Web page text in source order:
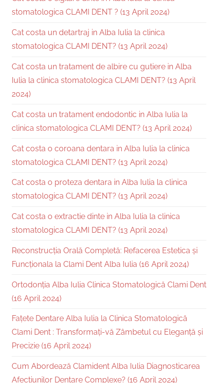
stomatologica CLAMI DENT ? (13 April 2024)
Cat costa un detartraj in Alba Iulia la clinica
stomatologica CLAMI DENT? (13 April 2024)
Cat costa un tratament de albire cu gutiere in Alba
Iulia la clinica stomatologica CLAMI DENT? (13 April
2024)
Cat costa un tratament endodontic in Alba Iulia la
clinica stomatologica CLAMI DENT? (13 April 2024)
Cat costa o coroana dentara in Alba Iulia la clinica
stomatologica CLAMI DENT? (13 April 2024)
Cat costa o proteza dentara in Alba Iulia la clinica
stomatologica CLAMI DENT? (13 April 2024)
Cat costa o extractie dinte in Alba Iulia la clinica
stomatologica CLAMI DENT? (13 April 2024)
Reconstrucția Orală Completă: Refacerea Estetica și
Funcționala la Clami Dent Alba Iulia (16 April 2024)
Ortodonția Alba Iulia Clinica Stomatologică Clami Dent
(16 April 2024)
Fațete Dentare Alba Iulia la Clinica Stomatologică
Clami Dent : Transformați-vă Zâmbetul cu Eleganță și
Precizie (16 April 2024)
Cum Abordează Clamident Alba Iulia Diagnosticarea
Afecțiunilor Dentare Complexe? (16 April 2024)